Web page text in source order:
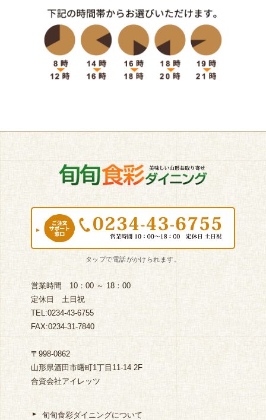
営業時間 10：00 ～ 18：00
定休日 土日祝
TEL:0234-43-6755
FAX:0234-31-7840
〒998-0862
山形県酒田市曙町1丁目11-14 2F
合資会社アイレッツ
旬旬食彩ダイニングについて